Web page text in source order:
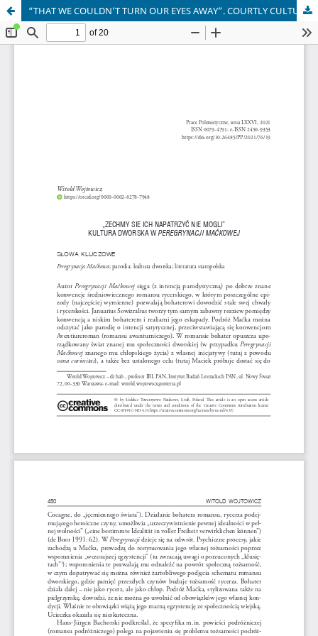
“THAT WE COULDN’T TURN OUR EYES AWAY”. COURTLY CULTURE IN PEREGRYNACJA MAĆKOWA